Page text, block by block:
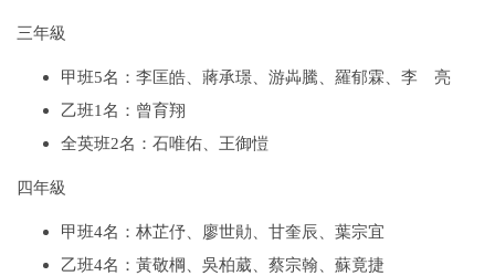
三年級
甲班5名：李匡皓、蔣承璟、游芔騰、羅郁霖、李 亮
乙班1名：曾育翔
全英班2名：石唯佑、王御愷
四年級
甲班4名：林芷伃、廖世勛、甘奎辰、葉宗宜
乙班4名：黃敬棡、吳柏葳、蔡宗翰、蘇竟捷